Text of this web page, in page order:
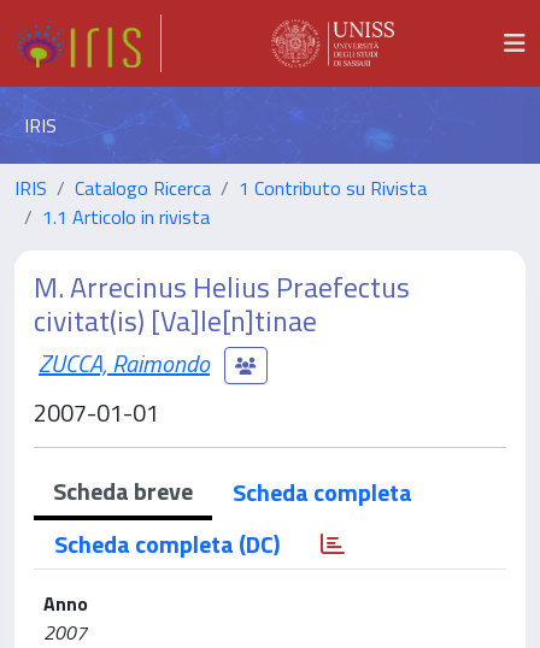
IRIS
IRIS Catalogo Ricerca
1 Contributo su Rivista
1.1 Articolo in rivista
M. Arrecinus Helius Praefectus
civitat(is) [Va]le[n]tinae
ZUCCA, Raimondo
2007-01-01
Scheda breve
Scheda completa
Scheda completa (DC)
Anno
2007